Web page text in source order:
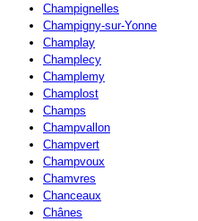
Champignelles
Champigny-sur-Yonne
Champlay
Champlecy
Champlemy
Champlost
Champs
Champvallon
Champvert
Champvoux
Chamvres
Chanceaux
Chânes